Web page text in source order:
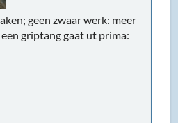
geen zwaar werk: meer
griptang gaat ut prima: